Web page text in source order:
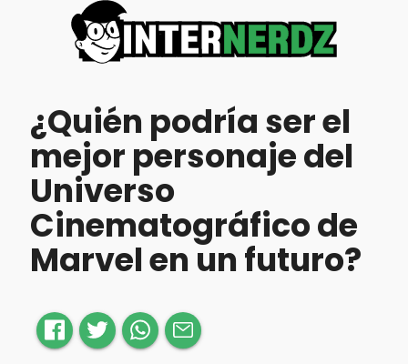
¿Quién podría ser el
mejor personaje del
Universo
Cinematográfico de
Marvel en un futuro?